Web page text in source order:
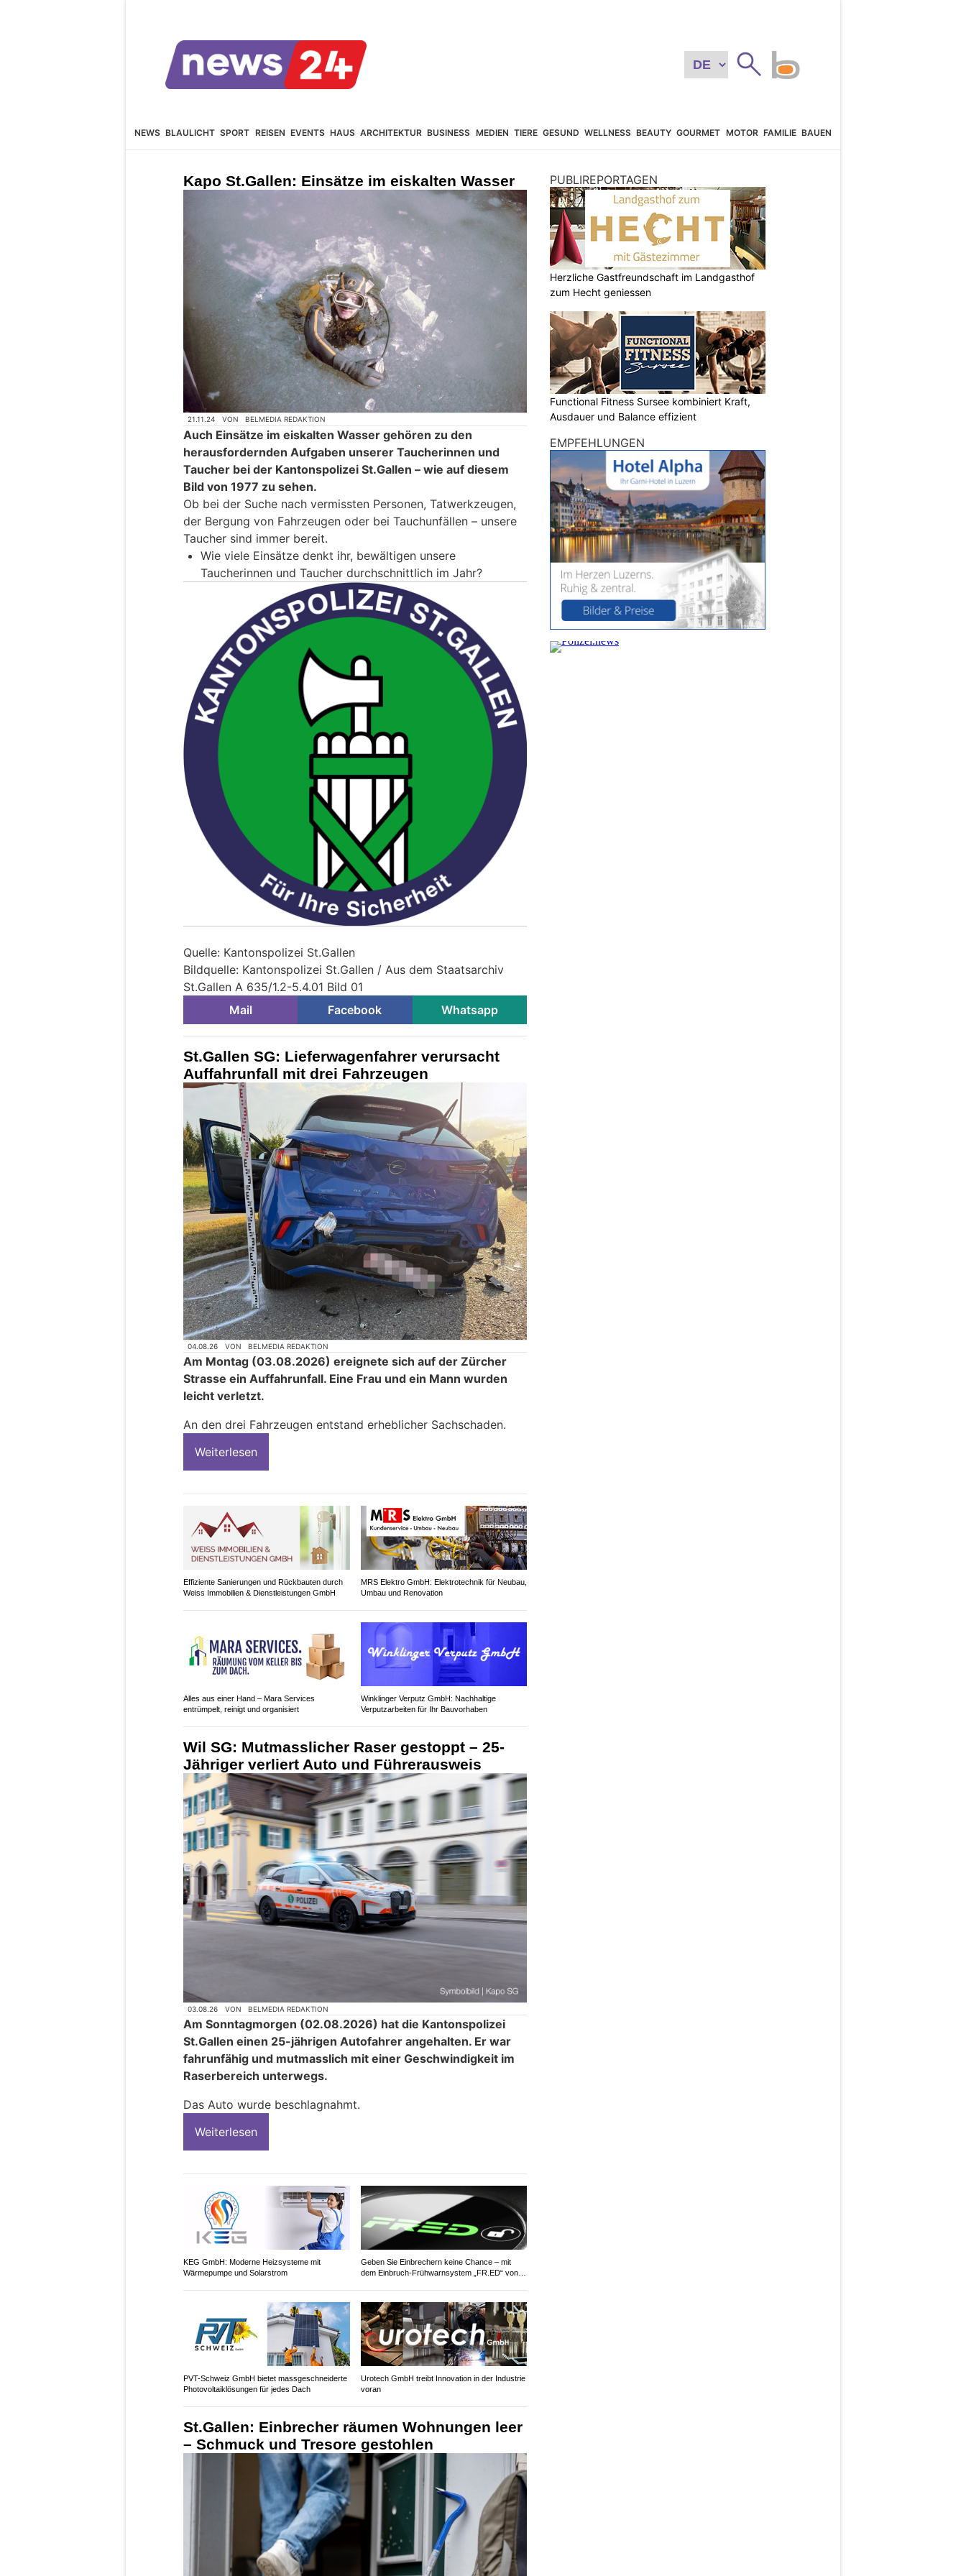
NEWS BLAULICHT SPORT REISEN EVENTS HAUS ARCHITEKTUR BUSINESS MEDIEN TIERE GESUND WELLNESS BEAUTY GOURMET MOTOR FAMILIE BAUEN
Kapo St.Gallen: Einsätze im eiskalten Wasser
21.11.24 VON BELMEDIA REDAKTION
Auch Einsätze im eiskalten Wasser gehören zu den
herausfordernden Aufgaben unserer Taucherinnen und
Taucher bei der Kantonspolizei St.Gallen – wie auf diesem
Bild von 1977 zu sehen.
Ob bei der Suche nach vermissten Personen, Tatwerkzeugen,
der Bergung von Fahrzeugen oder bei Tauchunfällen – unsere
Taucher sind immer bereit.
Wie viele Einsätze denkt ihr, bewältigen unsere
Taucherinnen und Taucher durchschnittlich im Jahr?
Quelle: Kantonspolizei St.Gallen
Bildquelle: Kantonspolizei St.Gallen / Aus dem Staatsarchiv
St.Gallen A 635/1.2-5.4.01 Bild 01
Mail
Facebook Whatsapp
St.Gallen SG: Lieferwagenfahrer verursacht
Auffahrunfall mit drei Fahrzeugen
04.08.26 VON BELMEDIA REDAKTION
Am Montag (03.08.2026) ereignete sich auf der Zürcher
Strasse ein Auffahrunfall. Eine Frau und ein Mann wurden
leicht verletzt.
An den drei Fahrzeugen entstand erheblicher Sachschaden.
Weiterlesen
Effiziente Sanierungen und Rückbauten durch
Weiss Immobilien & Dienstleistungen GmbH
MRS Elektro GmbH: Elektrotechnik für Neubau,
Umbau und Renovation
Alles aus einer Hand – Mara Services
entrümpelt, reinigt und organisiert
Winklinger Verputz GmbH: Nachhaltige
Verputzarbeiten für Ihr Bauvorhaben
Wil SG: Mutmasslicher Raser gestoppt – 25-
Jähriger verliert Auto und Führerausweis
03.08.26 VON BELMEDIA REDAKTION
Am Sonntagmorgen (02.08.2026) hat die Kantonspolizei
St.Gallen einen 25-jährigen Autofahrer angehalten. Er war
fahrunfähig und mutmasslich mit einer Geschwindigkeit im
Raserbereich unterwegs.
Das Auto wurde beschlagnahmt.
Weiterlesen
KEG GmbH: Moderne Heizsysteme mit
Wärmepumpe und Solarstrom
Geben Sie Einbrechern keine Chance – mit
dem Einbruch-Frühwarnsystem „FR.ED“ von
PVT-Schweiz GmbH bietet massgeschneiderte
Photovoltaiklösungen für jedes Dach
Urotech GmbH treibt Innovation in der Industrie
voran
St.Gallen: Einbrecher räumen Wohnungen leer
– Schmuck und Tresore gestohlen
PUBLIREPORTAGEN
Herzliche Gastfreundschaft im Landgasthof
zum Hecht geniessen
Functional Fitness Sursee kombiniert Kraft,
Ausdauer und Balance effizient
EMPFEHLUNGEN